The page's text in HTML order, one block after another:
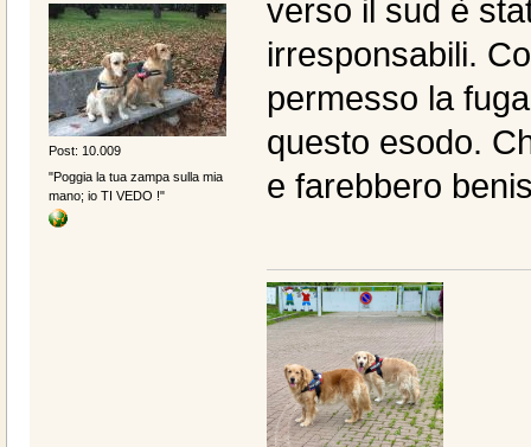
Post: 10.009
"Poggia la tua zampa sulla mia
mano; io TI VEDO !"
verso il sud è
irresponsabili.
permesso la
questo esodo.
e farebbero